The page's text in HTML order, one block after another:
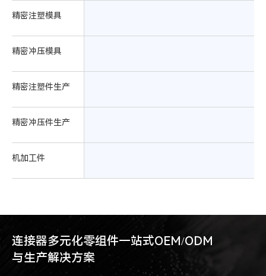
精密注塑模具
精密冲压模具
精密注塑件生产
精密冲压件生产
机加工件
连接器多元化零组件一站式OEM/ODM
与生产解决方案